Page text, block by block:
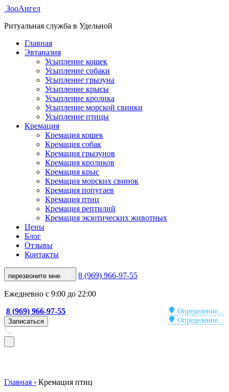
ЗооАнгел
Ритуальная служба в Удельной
Главная
Эвтаназия
Усыпление кошек
Усыпление собаки
Усыпление грызуна
Усыпление крысы
Усыпление кролика
Усыпление морской свинки
Усыпление птицы
Кремация
Кремация кошек
Кремация собак
Кремация грызунов
Кремация кроликов
Кремация крыс
Кремация морских свинок
Кремация попугаев
Кремация птиц
Кремация рептилий
Кремация экзотических животных
Цены
Блог
Отзывы
Контакты
перезвоните мне 8 (969) 966-97-55
Ежедневно с 9:00 до 22:00
Определение...
8 (969) 966-97-55
Определение...
Записаться
Главная › Кремация птиц